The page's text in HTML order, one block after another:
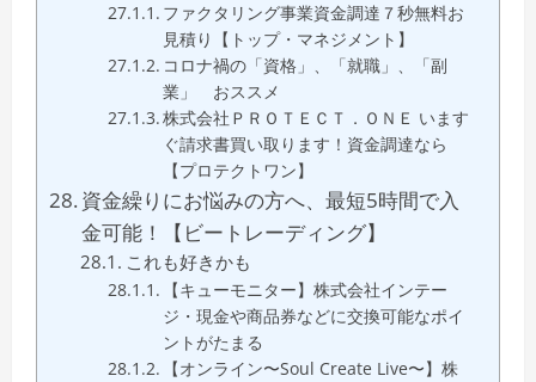
ファクタリング事業資金調達７秒無料お
見積り【トップ・マネジメント】
コロナ禍の「資格」、「就職」、「副
業」 おススメ
株式会社ＰＲＯＴＥＣＴ．ＯＮＥ います
ぐ請求書買い取ります！資金調達なら
【プロテクトワン】
資金繰りにお悩みの方へ、最短5時間で入
金可能！【ビートレーディング】
これも好きかも
【キューモニター】株式会社インテー
ジ・現金や商品券などに交換可能なポイ
ントがたまる
【オンライン〜Soul Create Live〜】株